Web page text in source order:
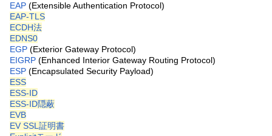
EAP (Extensible Authentication Protocol)
EAP-TLS
ECDH法
EDNS0
EGP (Exterior Gateway Protocol)
EIGRP (Enhanced Interior Gateway Routing Protocol)
ESP (Encapsulated Security Payload)
ESS
ESS-ID
ESS-ID隠蔽
EVB
EV SSL証明書